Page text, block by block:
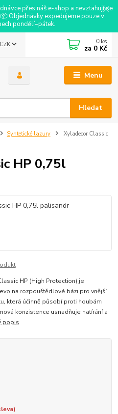
přes náš e-shop a nevztahují se
Objednávky expedujeme pouze v
pondělí–pátek.
Menu
CZK
Hledat
0 ks
za 0 Kč
Syntetické lazury
Xyladecor Classic
HP 0,75l
HP (High Protection) je
na rozpouštědlové bázi pro vnější
která účinně působí proti houbám
konzistence usnadňuje natírání a
popis